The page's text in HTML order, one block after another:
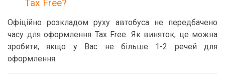
Tax Free?
Офіційно розкладом руху автобуса не передбачено
часу для оформлення Tax Free. Як виняток, це можна
зробити, якщо у Вас не більше 1-2 речей для
оформлення.